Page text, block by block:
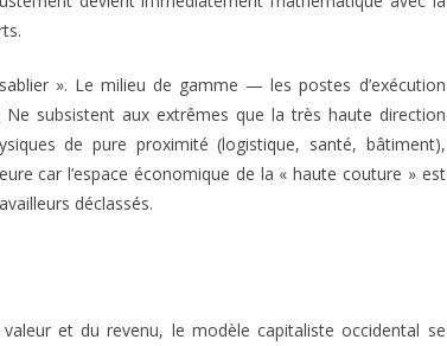
». Le milieu de gamme — les postes d’exécution
subsistent aux extrêmes que la très haute direction
de pure proximité (logistique, santé, bâtiment),
car l’espace économique de la « haute couture » est
déclassés.
et du revenu, le modèle capitaliste occidental se